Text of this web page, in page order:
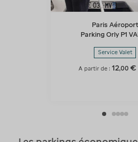
Paris Aéroport
Parking Orly P1
Service Valet
A partir de :12,00 €